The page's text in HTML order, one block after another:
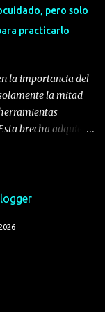
alternativas en otro
pero solo
practicarlo
la importancia del
la mitad
brecha adquiere
las posibilidades
sino
manejar
del farmacéutico
La alfabetización en